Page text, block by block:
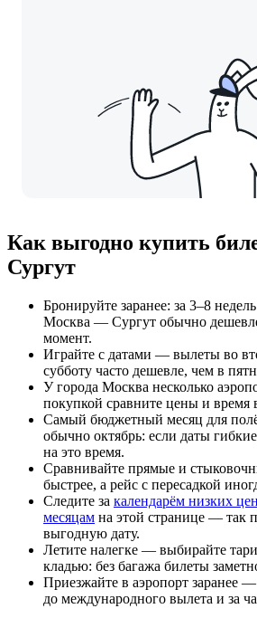
Как выгодно купить
Сургут
Бронируйте заранее: за 3–8
Москва — Сургут обычно
момент.
Играйте с датами — вылеты во
субботу часто дешевле, чем в
У города Москва несколько
покупкой сравните цены и время
Самый бюджетный месяц для
обычно октябрь: если даты
на это время.
Сравнивайте прямые и
быстрее, а рейс с пересадкой
Следите за календарём низких цен
месяцам на этой странице — так
выгодную дату.
Летите налегке — выбирайте
кладью: без багажа билеты
Приезжайте в аэропорт заранее
до международного вылета и за